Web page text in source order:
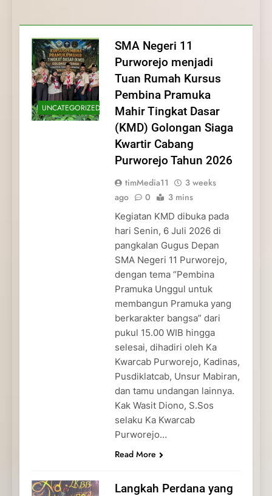
dan Pengabdian Generasi
Pramuka
Pramuka
Kepedulian
UNCATEGORIZED
SMA Negeri 11
Purworejo menjadi
Tuan Rumah Kursus
Pembina Pramuka
Mahir Tingkat Dasar
(KMD) Golongan Siaga
Kwartir Cabang
Purworejo Tahun 2026
timMedia11
3 weeks
ago
0 3 mins
Kegiatan KMD dibuka pada
hari Senin, 6 Juli 2026 di
pangkalan Gugus Depan
SMA Negeri 11 Purworejo,
dengan tema “Pembina
Pramuka Unggul untuk
membangun Pramuka yang
berkarakter bangsa” dari
pukul 15.00 WIB hingga
selesai, dihadiri oleh Ka
Kwarcab Purworejo, Kadinas,
Pusdiklatcab, Unsur Mabiran,
dan tamu undangan lainnya.
Kak Wasit Diono, S.Sos
selaku Ka Kwarcab
Purworejo…
Read More
Langkah Perdana yang